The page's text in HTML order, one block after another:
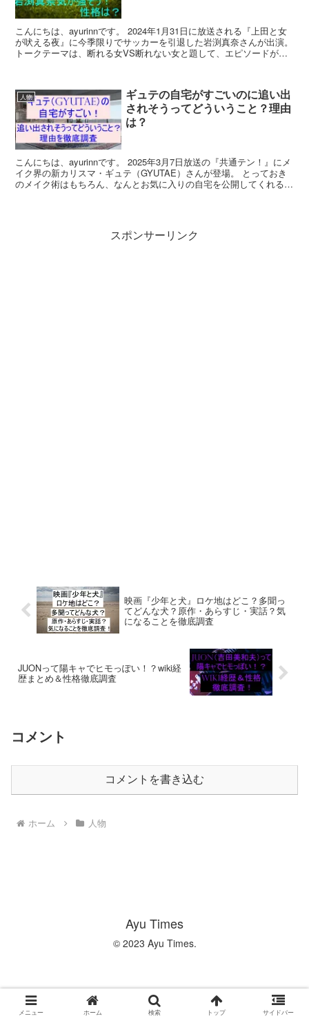
こんにちは、ayurinnです。 2024年1月31日に放送される『上田と女
が吠える夜』に今季限りでサッカーを引退した岩渕真奈さんが出演。
トークテーマは、断れる女VS断れない女と題して、エピソードが炸
人物
ギュテの自宅がすごいのに追い出
されそうってどういうこと？理由
は？
こんにちは、ayurinnです。 2025年3月7日放送の『共通テン！』にメ
イク界の新カリスマ・ギュテ（GYUTAE）さんが登場。 とっておき
のメイク術はもちろん、なんとお気に入りの自宅を公開してくれるの
スポンサーリンク
映画『少年と犬』ロケ地はどこ？多聞っ
てどんな犬？原作・あらすじ・実話？気
になることを徹底調査
JUONって陽キャでヒモっぽい！？wiki経
歴まとめ＆性格徹底調査
コメント
コメントを書き込む
ホーム 人物
Ayu Times
© 2023 Ayu Times.
メニュー ホーム 検索 トップ サイドバー